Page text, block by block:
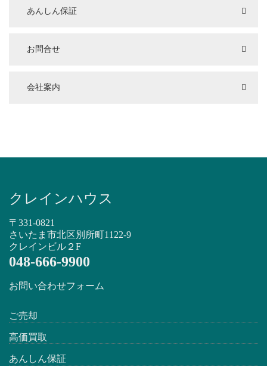
あんしん保証
お問合せ
会社案内
クレインハウス
〒331-0821
さいたま市北区別所町1122-9
クレインビル２F
048-666-9900
お問い合わせフォーム
ご売却
高価買取
あんしん保証